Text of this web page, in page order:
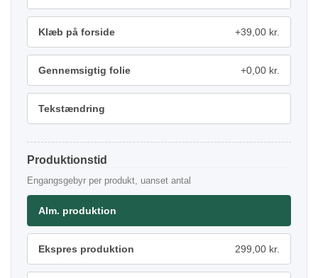
Klæb på forside +39,00 kr.
Gennemsigtig folie +0,00 kr.
Tekstændring
Produktionstid
Engangsgebyr per produkt, uanset antal
Alm. produktion
Ekspres produktion 299,00 kr.